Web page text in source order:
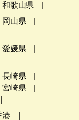
和歌山県
岡山県
愛媛県
長崎県
宮崎県
港